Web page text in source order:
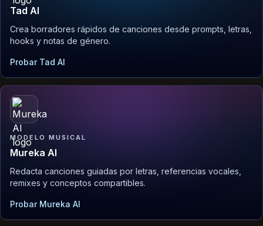
Tad AI
Crea borradores rápidos de canciones desde prompts, letras,
hooks y notas de género.
Probar Tad AI
MODELO MUSICAL
Mureka AI
Redacta canciones guiadas por letras, referencias vocales,
remixes y conceptos compartibles.
Probar Mureka AI